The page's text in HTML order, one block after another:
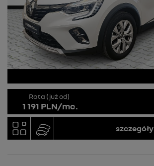
Rata (już od)
1 191 PLN/mc.
szczegóły